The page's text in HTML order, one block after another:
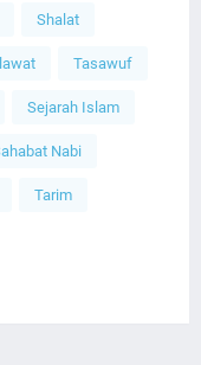
Shalat
Tasawuf
Sejarah Islam
Nabi
Tarim